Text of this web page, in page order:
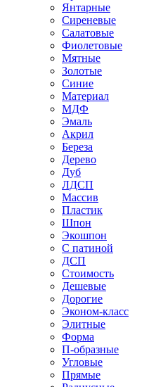
Янтарные
Сиреневые
Салатовые
Фиолетовые
Мятные
Золотые
Синие
Материал
МДФ
Эмаль
Акрил
Береза
Дерево
Дуб
ЛДСП
Массив
Пластик
Шпон
Экошпон
С патиной
ДСП
Стоимость
Дешевые
Дорогие
Эконом-класс
Элитные
Форма
П-образные
Угловые
Прямые